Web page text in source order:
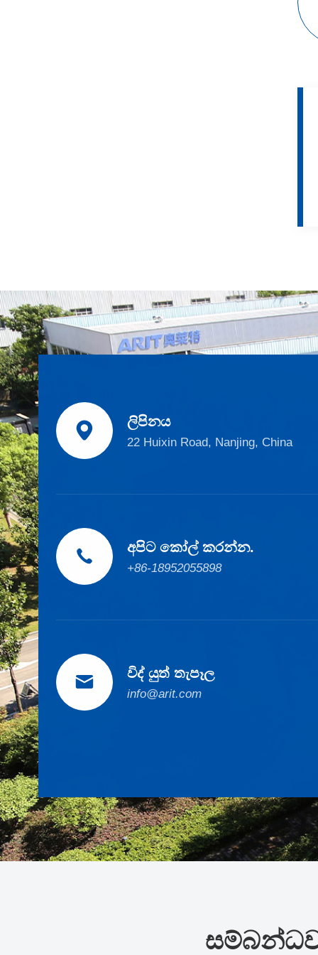
 ලිපිනය
22 Huixin Road, Nanjing, China
 අපිට කෝල් කරන්න.
+86-18952055898
 විද් යුත් තැපෑල
info@arit.com